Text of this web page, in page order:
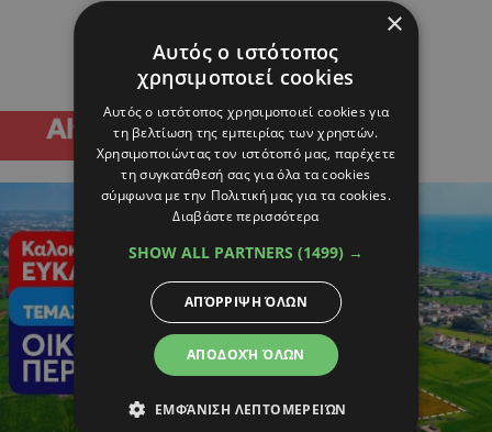
×
Αυτός ο ιστότοπος
χρησιμοποιεί cookies
Αυτός ο ιστότοπος χρησιμοποιεί cookies για
τη βελτίωση της εμπειρίας των χρηστών.
Χρησιμοποιώντας τον ιστότοπό μας, παρέχετε
τη συγκατάθεσή σας για όλα τα cookies
σύμφωνα με την Πολιτική μας για τα cookies.
Διαβάστε περισσότερα
SHOW ALL PARTNERS (1499) →
ΑΠΟΔΟΧΉ ΌΛΩΝ
ΑΠΌΡΡΙΨΗ ΌΛΩΝ
ΕΜΦΆΝΙΣΗ ΛΕΠΤΟΜΕΡΕΙΏΝ